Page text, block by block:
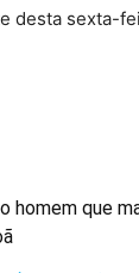
desta sexta-
homem que